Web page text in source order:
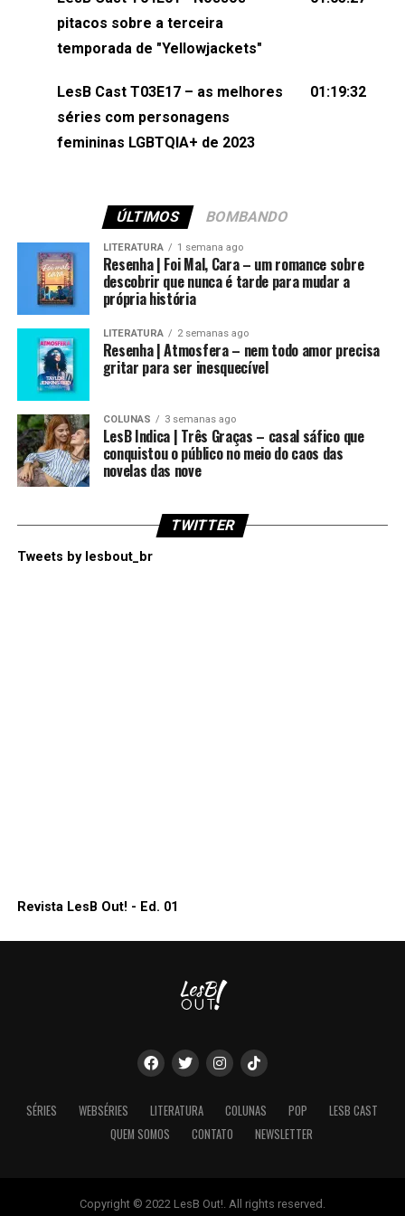
(⁠⁠⁠⁠@brunarfentanes⁠⁠⁠⁠) e Pollyelly FlorêncioEdição de
Naiady Machado
pitacos sobre a terceira
temporada de "Yellowjackets"
LesB Cast T03E17 – as melhores
séries com personagens
femininas LGBTQIA+ de 2023
01:19:32
ÚLTIMOS BOMBANDO
LITERATURA 1 semana ago
Resenha | Foi Mal, Cara – um romance sobre
descobrir que nunca é tarde para mudar a
própria história
LITERATURA 2 semanas ago
Resenha | Atmosfera – nem todo amor precisa
gritar para ser inesquecível
COLUNAS 3 semanas ago
LesB Indica | Três Graças – casal sáfico que
conquistou o público no meio do caos das
novelas das nove
TWITTER
Tweets by lesbout_br
Revista LesB Out! - Ed. 01
SÉRIES WEBSÉRIES LITERATURA COLUNAS POP
LESB CAST
QUEM SOMOS
CONTATO NEWSLETTER
Copyright © 2022 LesB Out!. All rights reserved.